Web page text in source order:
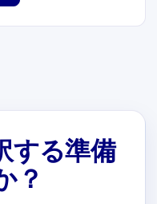
する準備
？